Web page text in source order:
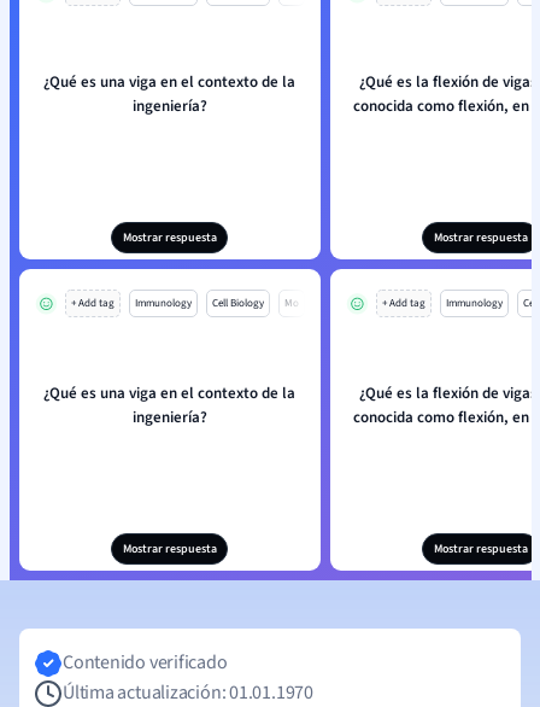
¿Qué es una viga en el contexto de la
ingeniería?
Mostrar respuesta
¿Qué es la flexión de
conocida como flexión, en
Mostrar respuesta
+ Add tag Immunology Cell Biology Mo
¿Qué es una viga en el contexto de la
ingeniería?
Mostrar respuesta
+ Add tag Immunology
¿Qué es la flexión de
conocida como flexión, en
Mostrar respuesta
Contenido verificado
Última actualización: 01.01.1970